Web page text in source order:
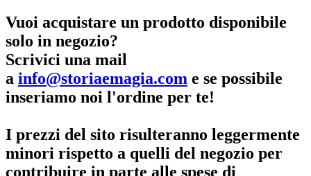
Vuoi acquistare un prodotto disponibile
solo in negozio?
Scrivici una mail
a info@storiaemagia.com e se possibile
inseriamo noi l'ordine per te!
I prezzi del sito risulteranno leggermente
minori rispetto a quelli del negozio per
contribuire in parte alle spese di